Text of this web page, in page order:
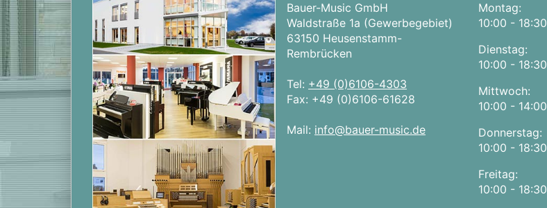
Bauer-Music GmbH
Waldstraße 1a (Gewerbegebiet)
63150 Heusenstamm-
Rembrücken
Tel: +49 (0)6106-4303
Fax: +49 (0)6106-61628
Mail: info@bauer-music.de
Montag:
10:00 - 18:30
Dienstag:
10:00 - 18:30
Mittwoch:
10:00 - 14:00
Donnerstag:
10:00 - 18:30
Freitag:
10:00 - 18:30